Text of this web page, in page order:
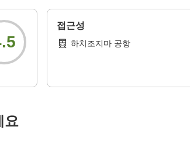
접근성
하치조지마 공항
요